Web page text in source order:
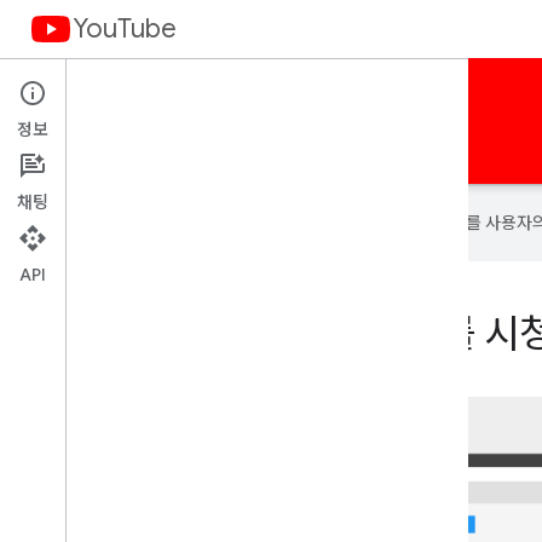
YouTube
사이트 및 앱에 YouTube 기능을 추가하세요.
홈
Google은 AI 기술을 사용하여 콘텐츠를 사용
사용자가 YouTube 콘텐츠를
정보
채팅
API